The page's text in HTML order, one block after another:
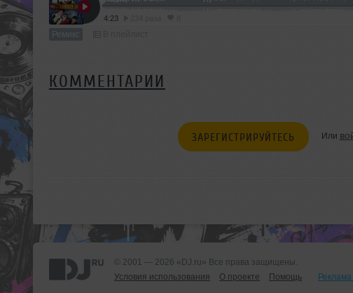
4:23
Ремикс
КОММЕНТАРИИ
ЗАРЕГИСТРИРУЙТЕСЬ Или
© 2001 — 2026 «DJ.ru» Все права защищены.
Условия использования
О проекте Помощь